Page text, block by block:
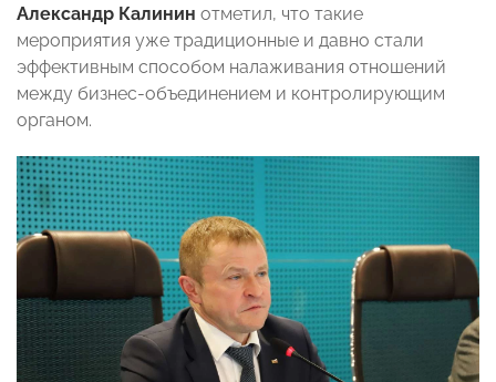
Александр Калинин отметил, что такие
мероприятия уже традиционные и давно стали
эффективным способом налаживания отношений
между бизнес-объединением и контролирующим
органом.